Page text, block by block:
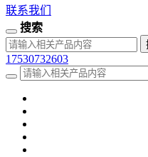
联系我们
搜索
17530732603